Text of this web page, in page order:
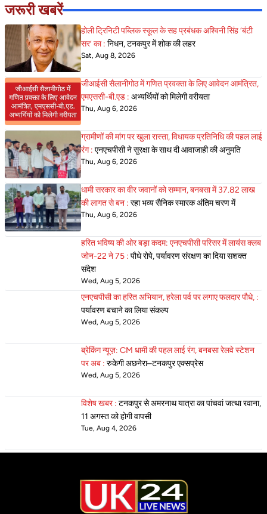
जरूरी खबरें
होली ट्रिनिटी पब्लिक स्कूल के सह प्रबंधक अश्विनी सिंह ‘बंटी
सर’ का : निधन, टनकपुर में शोक की लहर
Sat, Aug 8, 2026
जीआईसी सैलानीगोठ में गणित प्रवक्ता के लिए आवेदन आमंत्रित,
एमएससी-बी.एड : अभ्यर्थियों को मिलेगी वरीयता
Thu, Aug 6, 2026
ग्रामीणों की मांग पर खुला रास्ता, विधायक प्रतिनिधि की पहल लाई
रंग : एनएचपीसी ने सुरक्षा के साथ दी आवाजाही की अनुमति
Thu, Aug 6, 2026
धामी सरकार का वीर जवानों को सम्मान, बनबसा में 37.82 लाख
की लागत से बन : रहा भव्य सैनिक स्मारक अंतिम चरण में
Thu, Aug 6, 2026
हरित भविष्य की ओर बड़ा कदम: एनएचपीसी परिसर में लायंस क्लब
जोन-22 ने 75 : पौधे रोपे, पर्यावरण संरक्षण का दिया सशक्त
संदेश
Wed, Aug 5, 2026
एनएचपीसी का हरित अभियान, हरेला पर्व पर लगाए फलदार पौधे, :
पर्यावरण बचाने का लिया संकल्प
Wed, Aug 5, 2026
ब्रेकिंग न्यूज़: CM धामी की पहल लाई रंग, बनबसा रेलवे स्टेशन
पर अब : रुकेगी अछनेरा–टनकपुर एक्सप्रेस
Wed, Aug 5, 2026
विशेष खबर : टनकपुर से अमरनाथ यात्रा का पांचवां जत्था रवाना,
11 अगस्त को होगी वापसी
Tue, Aug 4, 2026